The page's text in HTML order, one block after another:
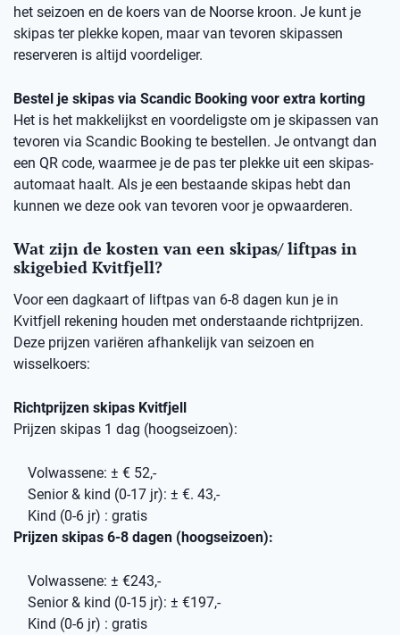
het seizoen en de koers van de Noorse kroon. Je kunt je
skipas ter plekke kopen, maar van tevoren skipassen
reserveren is altijd voordeliger.
Bestel je skipas via Scandic Booking voor extra korting
Het is het makkelijkst en voordeligste om je skipassen van
tevoren via Scandic Booking te bestellen. Je ontvangt dan
een QR code, waarmee je de pas ter plekke uit een skipas-
automaat haalt. Als je een bestaande skipas hebt dan
kunnen we deze ook van tevoren voor je opwaarderen.
Wat zijn de kosten van een skipas/ liftpas in
skigebied Kvitfjell?
Voor een dagkaart of liftpas van 6-8 dagen kun je in
Kvitfjell rekening houden met onderstaande richtprijzen.
Deze prijzen variëren afhankelijk van seizoen en
wisselkoers:
Richtprijzen skipas Kvitfjell
Prijzen skipas 1 dag (hoogseizoen):
Volwassene: ± € 52,-
Senior & kind (0-17 jr): ± €. 43,-
Kind (0-6 jr) : gratis
Prijzen skipas 6-8 dagen (hoogseizoen):
Volwassene: ± €243,-
Senior & kind (0-15 jr): ± €197,-
Kind (0-6 jr) : gratis